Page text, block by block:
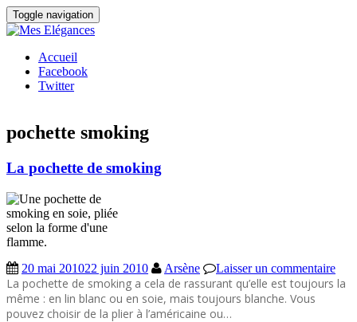
Toggle navigation
Accueil
Facebook
Twitter
pochette smoking
La pochette de smoking
20 mai 201022 juin 2010 Arsène Laisser un commentaire
La pochette de smoking a cela de rassurant qu’elle est toujours la
même : en lin blanc ou en soie, mais toujours blanche. Vous
pouvez choisir de la plier à l’américaine ou…